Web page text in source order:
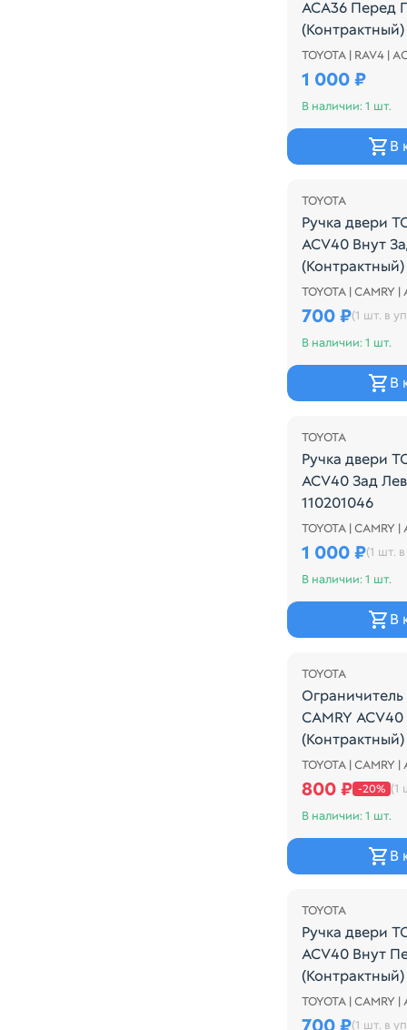
ACA36 Перед
Обшивка
TOYOTA | RAV4 |
1 000 ₽
В наличии: 1 шт.
В
TOYOTA
Ручка двери
ACV40 Внут
Внутренняя
TOYOTA | CAMRY |
700 ₽(1 шт. в
В наличии: 1 шт.
В
TOYOTA
Ручка двери
ACV40 Зад
110201046
Ручка двери
TOYOTA | CAMRY |
1 000 ₽(1 шт.
В наличии: 1 шт.
В
Распродажа
TOYOTA
Ограничитель
CAMRY
Ограничитель
TOYOTA | CAMRY |
800 ₽ -20% (1
В наличии: 1 шт.
В
TOYOTA
Ручка двери
ACV40 Внут
Внутренняя
TOYOTA | CAMRY |
(1 шт. в